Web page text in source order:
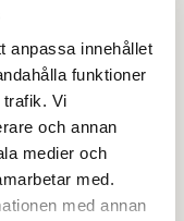
anpassa innehållet
funktioner
Vi
och annan
medier och
med.
med annan